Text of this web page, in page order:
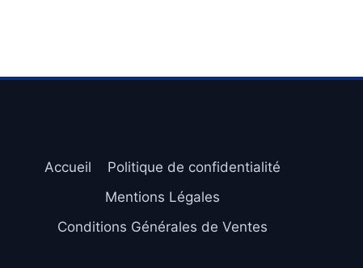
Accueil
Politique de confidentialité
Mentions Légales
Conditions Générales de Ventes